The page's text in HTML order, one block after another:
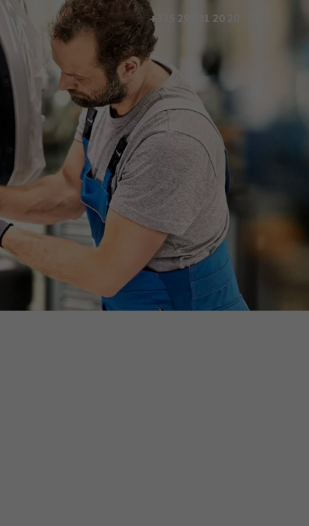
+375 29 781 20 20